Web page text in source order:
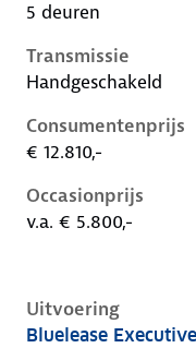
5 deuren
Transmissie
Handgeschakeld
Consumentenprijs
€ 12.810,-
Occasionprijs
v.a. € 5.800,-
Uitvoering
Peugeot 108 i, 1.0
Bluelease